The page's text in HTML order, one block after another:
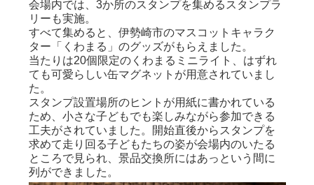
会場内では、3か所のスタンプを集めるスタンプラ
リーも実施。
すべて集めると、伊勢崎市のマスコットキャラク
ター「くわまる」のグッズがもらえました。
当たりは20個限定のくわまるミニライト、はずれ
ても可愛らしい缶マグネットが用意されていまし
た。
スタンプ設置場所のヒントが用紙に書かれている
ため、小さな子どもでも楽しみながら参加できる
工夫がされていました。開始直後からスタンプを
求めて走り回る子どもたちの姿が会場内のいたる
ところで見られ、景品交換所にはあっという間に
列ができました。